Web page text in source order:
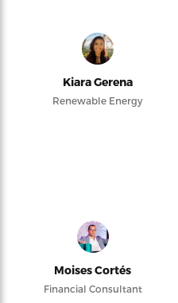
Kiara Gerena
Renewable Energy
Moises Cortés
Financial Consultant